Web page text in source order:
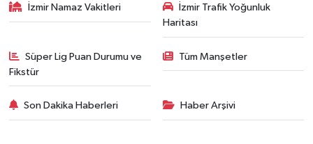
İzmir Namaz Vakitleri
İzmir Trafik Yoğunluk
Haritası
Süper Lig Puan Durumu ve
Fikstür
Tüm Manşetler
Son Dakika Haberleri Haber Arşivi